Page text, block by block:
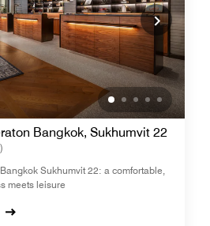
Bangkok, Sukhumvit 22
Sukhumvit 22: a comfortable,
meets leisure